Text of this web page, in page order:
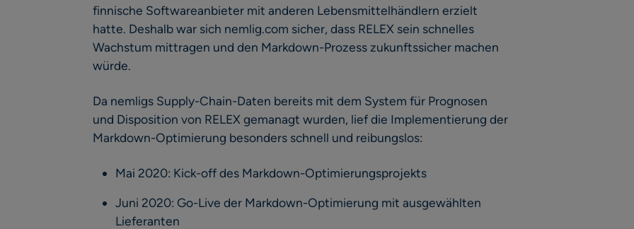
finnische Softwareanbieter mit anderen Lebensmittelhändlern erzielt
hatte. Deshalb war sich nemlig.com sicher, dass RELEX sein schnelles
Wachstum mittragen und den Markdown-Prozess zukunftssicher machen
würde.
Da nemligs Supply-Chain-Daten bereits mit dem System für Prognosen
und Disposition von RELEX gemanagt wurden, lief die Implementierung der
Markdown-Optimierung besonders schnell und reibungslos:
Mai 2020: Kick-off des Markdown-Optimierungsprojekts
Juni 2020: Go-Live der Markdown-Optimierung mit ausgewählten
Lieferanten